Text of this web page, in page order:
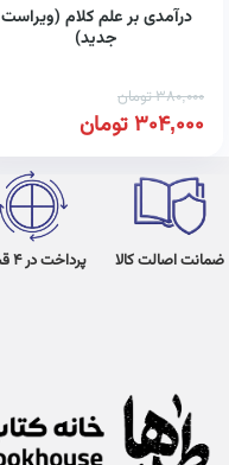
درآمدی بر علم کلام (ویراست
جدید)
380,000تومان
304,000تومان
ضمانت اصالت کالا پرداخت در 4 قسط